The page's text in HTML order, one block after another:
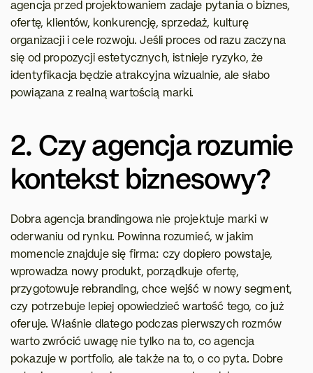
agencja przed projektowaniem zadaje pytania o biznes,
ofertę, klientów, konkurencję, sprzedaż, kulturę
organizacji i cele rozwoju. Jeśli proces od razu zaczyna
się od propozycji estetycznych, istnieje ryzyko, że
identyfikacja będzie atrakcyjna wizualnie, ale słabo
powiązana z realną wartością marki.
2. Czy agencja rozumie
kontekst biznesowy?
Dobra agencja brandingowa nie projektuje marki w
oderwaniu od rynku. Powinna rozumieć, w jakim
momencie znajduje się firma: czy dopiero powstaje,
wprowadza nowy produkt, porządkuje ofertę,
przygotowuje rebranding, chce wejść w nowy segment,
czy potrzebuje lepiej opowiedzieć wartość tego, co już
oferuje. Właśnie dlatego podczas pierwszych rozmów
warto zwrócić uwagę nie tylko na to, co agencja
pokazuje w portfolio, ale także na to, o co pyta. Dobre